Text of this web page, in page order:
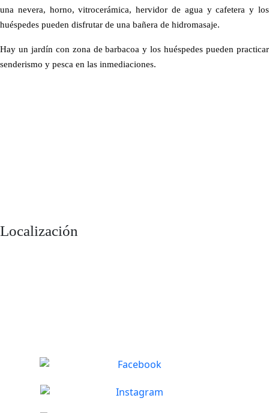
una nevera, horno, vitrocerámica, hervidor de agua y cafetera y los
huéspedes pueden disfrutar de una bañera de hidromasaje.
Hay un jardín con zona de barbacoa y los huéspedes pueden practicar
senderismo y pesca en las inmediaciones.
Localización